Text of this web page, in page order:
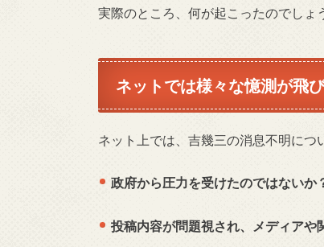
実際のところ、何が起こったのでしょ
ネットでは様々な憶測が飛
ネット上では、吉幾三の消息不明につ
政府から圧力を受けたのではないか
投稿内容が問題視され、メディアや